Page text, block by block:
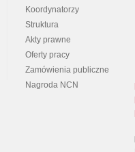
Koordynatorzy
Struktura
Akty prawne
Oferty pracy
Zamówienia publiczne
Nagroda NCN